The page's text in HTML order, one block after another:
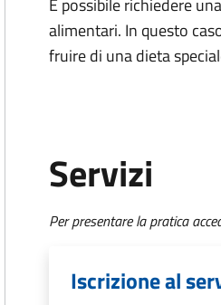
È possibile richiedere
alimentari. In questo
fruire di una dieta
Servizi
Per presentare la pratica
Iscrizione al